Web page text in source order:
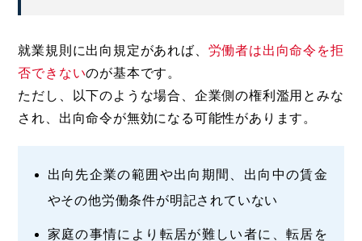
就業規則に出向規定があれば、 労働者は出向命令を拒
否できないのが基本です。
ただし、以下のような場合、企業側の権利濫用とみな
され、出向命令が無効になる可能性があります。
出向先企業の範囲や出向期間、出向中の賃金
やその他労働条件が明記されていない
家庭の事情により転居が難しい者に、転居を